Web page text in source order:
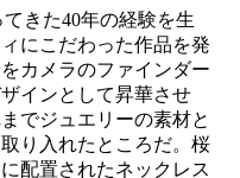
きた40年の経験を生
にこだわった作品を発
カメラのファインダー
インとして昇華させ
でジュエリーの素材と
り入れたところだ。桜
配置されたネックレス